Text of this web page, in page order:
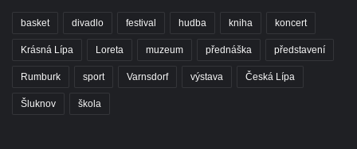
basket divadlo festival hudba kniha koncert
Krásná Lípa Loreta muzeum přednáška představení
Rumburk sport Varnsdorf výstava Česká Lípa
Šluknov škola